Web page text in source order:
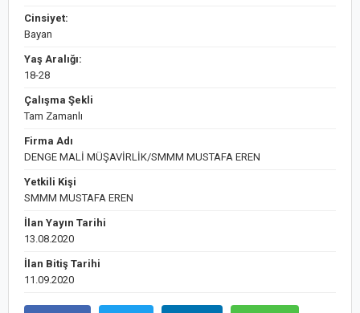
Cinsiyet:
Bayan
Yaş Aralığı:
18-28
Çalışma Şekli
Tam Zamanlı
Firma Adı
DENGE MALİ MÜŞAVİRLİK/SMMM MUSTAFA EREN
Yetkili Kişi
SMMM MUSTAFA EREN
İlan Yayın Tarihi
13.08.2020
İlan Bitiş Tarihi
11.09.2020